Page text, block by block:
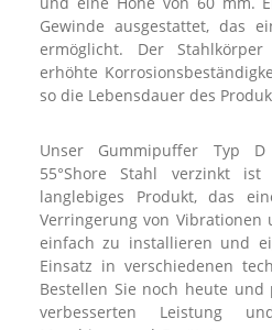
Gewinde ausgestattet, das
ermöglicht. Der
erhöhte
so die Lebensdauer des
Unser Gummipuffer Typ
55°Shore Stahl verzinkt
langlebiges Produkt, das
Verringerung von Vibrationen
einfach zu installieren und
Einsatz in verschiedenen
Bestellen Sie noch heute
verbesserten Leistung